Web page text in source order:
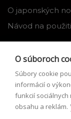
O japonských
Návod na
Môj profil
Zabudnuté
O súboroch
Súbory cookie
informácií o
funkcií
obsahu a reklám.